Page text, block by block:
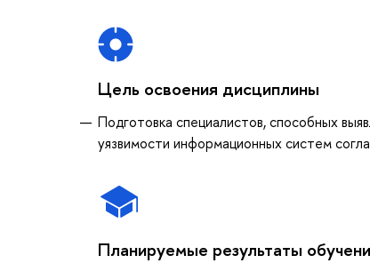
Цель освоения дисциплины
Подготовка специалистов, способных
уязвимости информационных систем
Планируемые результаты